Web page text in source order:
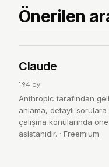
Önerilen
Claude
194 oy
Anthropic tarafından
anlama, detaylı
çalışma konularında
asistanıdır. · Freemium